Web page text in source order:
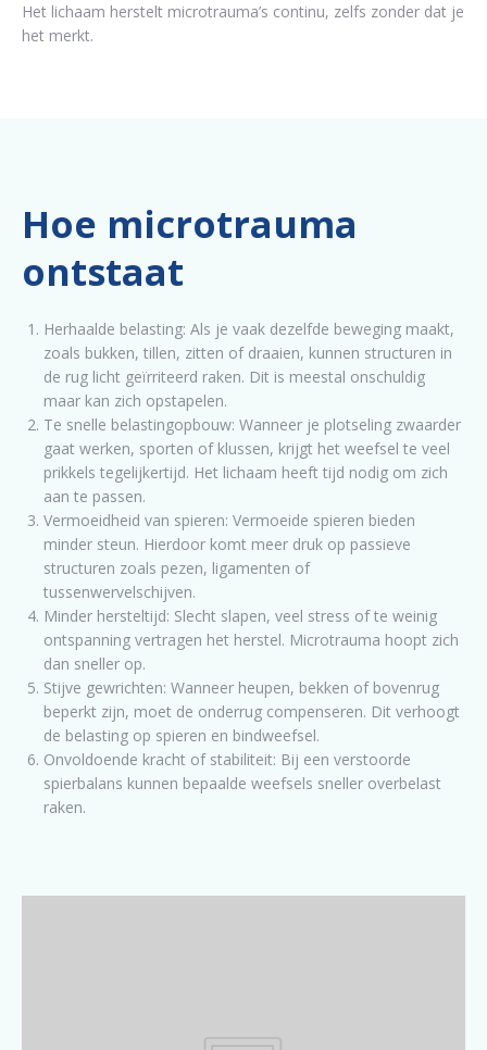
Het lichaam herstelt microtrauma’s continu, zelfs zonder dat je
het merkt.
Hoe microtrauma
ontstaat
Herhaalde belasting: Als je vaak dezelfde beweging maakt,
zoals bukken, tillen, zitten of draaien, kunnen structuren in
de rug licht geïrriteerd raken. Dit is meestal onschuldig
maar kan zich opstapelen.
Te snelle belastingopbouw: Wanneer je plotseling zwaarder
gaat werken, sporten of klussen, krijgt het weefsel te veel
prikkels tegelijkertijd. Het lichaam heeft tijd nodig om zich
aan te passen.
Vermoeidheid van spieren: Vermoeide spieren bieden
minder steun. Hierdoor komt meer druk op passieve
structuren zoals pezen, ligamenten of
tussenwervelschijven.
Minder hersteltijd: Slecht slapen, veel stress of te weinig
ontspanning vertragen het herstel. Microtrauma hoopt zich
dan sneller op.
Stijve gewrichten: Wanneer heupen, bekken of bovenrug
beperkt zijn, moet de onderrug compenseren. Dit verhoogt
de belasting op spieren en bindweefsel.
Onvoldoende kracht of stabiliteit: Bij een verstoorde
spierbalans kunnen bepaalde weefsels sneller overbelast
raken.